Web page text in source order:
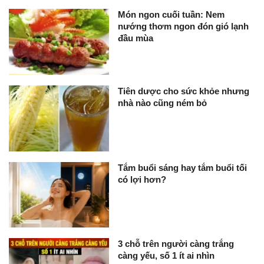
Món ngon cuối tuần: Nem
nướng thơm ngon đón gió lạnh
đầu mùa
Tiên dược cho sức khỏe nhưng
nhà nào cũng ném bỏ
Tắm buổi sáng hay tắm buổi tối
có lợi hơn?
3 chỗ trên người càng trắng
càng yếu, số 1 ít ai nhìn